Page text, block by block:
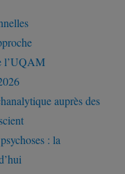
l’UQAM
auprès des
: la